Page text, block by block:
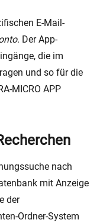
E-Mail-
. Der App-
die im
und so für die
MICRO APP
nach
mit Anzeige
der
Ordner-System